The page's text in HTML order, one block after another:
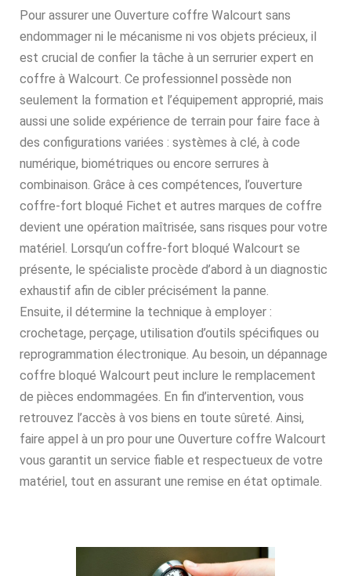
Pour assurer une Ouverture coffre Walcourt sans
endommager ni le mécanisme ni vos objets précieux, il
est crucial de confier la tâche à un serrurier expert en
coffre à Walcourt. Ce professionnel possède non
seulement la formation et l’équipement approprié, mais
aussi une solide expérience de terrain pour faire face à
des configurations variées : systèmes à clé, à code
numérique, biométriques ou encore serrures à
combinaison. Grâce à ces compétences, l’ouverture
coffre-fort bloqué Fichet et autres marques de coffre
devient une opération maîtrisée, sans risques pour votre
matériel. Lorsqu’un coffre-fort bloqué Walcourt se
présente, le spécialiste procède d’abord à un diagnostic
exhaustif afin de cibler précisément la panne.
Ensuite, il détermine la technique à employer :
crochetage, perçage, utilisation d’outils spécifiques ou
reprogrammation électronique. Au besoin, un dépannage
coffre bloqué Walcourt peut inclure le remplacement
de pièces endommagées. En fin d’intervention, vous
retrouvez l’accès à vos biens en toute sûreté. Ainsi,
faire appel à un pro pour une Ouverture coffre Walcourt
vous garantit un service fiable et respectueux de votre
matériel, tout en assurant une remise en état optimale.